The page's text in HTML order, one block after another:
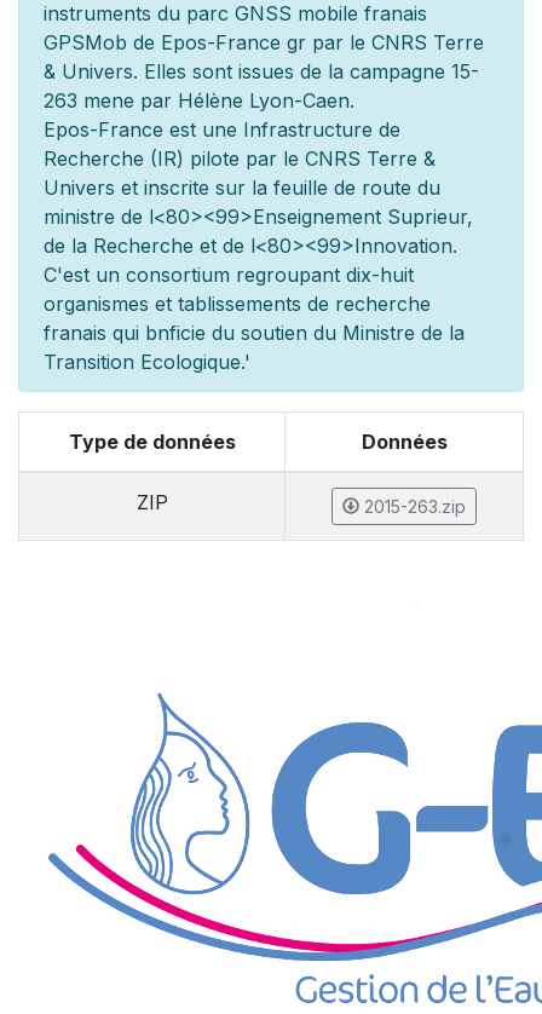
instruments du parc GNSS mobile franais
GPSMob de Epos-France gr par le CNRS Terre
& Univers. Elles sont issues de la campagne 15-
263 mene par Hélène Lyon-Caen.
Epos-France est une Infrastructure de
Recherche (IR) pilote par le CNRS Terre &
Univers et inscrite sur la feuille de route du
ministre de l<80><99>Enseignement Suprieur,
de la Recherche et de l<80><99>Innovation.
C'est un consortium regroupant dix-huit
organismes et tablissements de recherche
franais qui bnficie du soutien du Ministre de la
Transition Ecologique.'
Type de données Données
ZIP 2015-263.zip